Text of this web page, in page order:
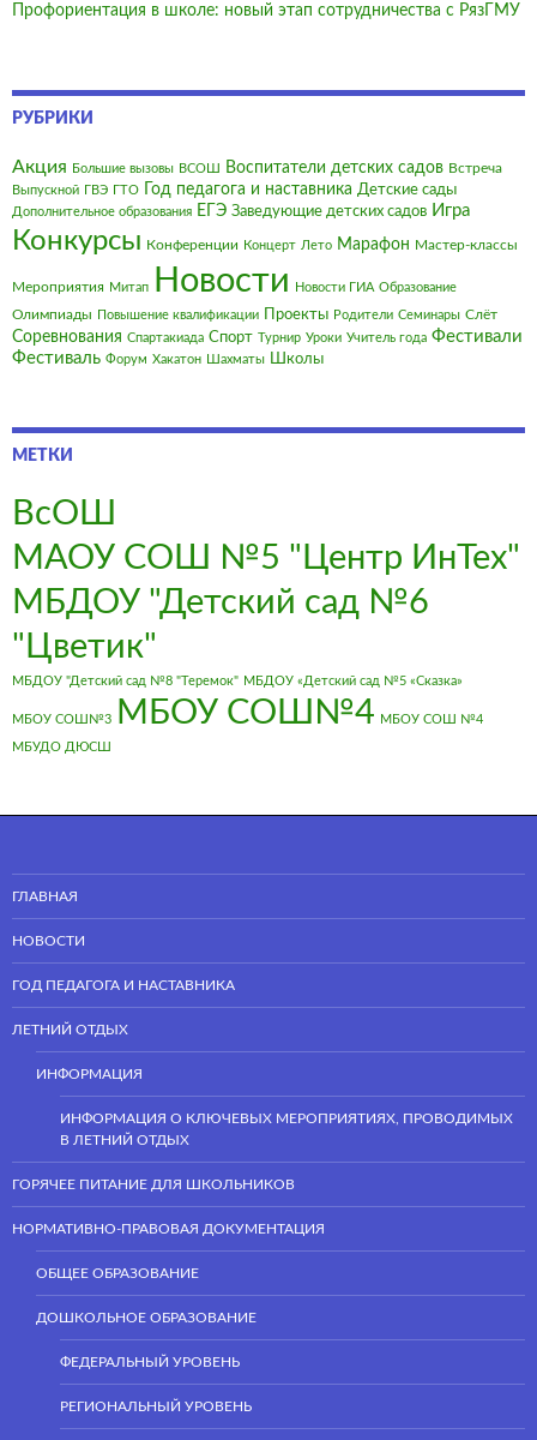
Профориентация в школе: новый этап сотрудничества с РязГМУ
РУБРИКИ
Акция Большие вызовы ВСОШ Воспитатели детских садов Встреча
Выпускной ГВЭ ГТО Год педагога и наставника Детские сады
Дополнительное образования ЕГЭ Заведующие детских садов Игра
Конкурсы Конференции Концерт Лето Марафон Мастер-классы
Мероприятия Митап Новости Новости ГИА Образование
Олимпиады Повышение квалификации Проекты Родители Семинары Слёт
Соревнования Спартакиада Спорт Турнир Уроки Учитель года Фестивали
Фестиваль Форум Хакатон Шахматы Школы
МЕТКИ
ВсОШ
МАОУ СОШ №5 "Центр ИнТех"
МБДОУ "Детский сад №6
"Цветик"
МБДОУ "Детский сад №8 "Теремок" МБДОУ «Детский сад №5 «Сказка»
МБОУ СОШ№3 МБОУ СОШ№4 МБОУ СОШ №4
МБУДО ДЮСШ
ГЛАВНАЯ
НОВОСТИ
ГОД ПЕДАГОГА И НАСТАВНИКА
ЛЕТНИЙ ОТДЫХ
ИНФОРМАЦИЯ
ИНФОРМАЦИЯ О КЛЮЧЕВЫХ МЕРОПРИЯТИЯХ, ПРОВОДИМЫХ
В ЛЕТНИЙ ОТДЫХ
ГОРЯЧЕЕ ПИТАНИЕ ДЛЯ ШКОЛЬНИКОВ
НОРМАТИВНО-ПРАВОВАЯ ДОКУМЕНТАЦИЯ
ОБЩЕЕ ОБРАЗОВАНИЕ
ДОШКОЛЬНОЕ ОБРАЗОВАНИЕ
ФЕДЕРАЛЬНЫЙ УРОВЕНЬ
РЕГИОНАЛЬНЫЙ УРОВЕНЬ